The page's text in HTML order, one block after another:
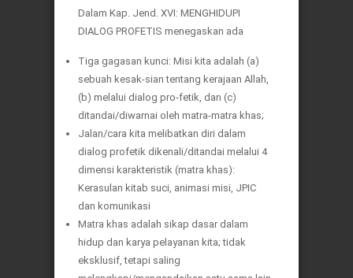
Dalam Kap. Jend. XVI: MENGHIDUPI
DIALOG PROFETIS menegaskan ada
Tiga gagasan kunci: Misi kita adalah (a)
sebuah kesak-sian tentang kerajaan Allah,
(b) melalui dialog pro-fetik, dan (c)
ditandai/diwarnai oleh matra-matra khas;
Jalan/cara kita melibatkan diri dalam
dialog profetik dikenali/ditandai melalui 4
dimensi karakteristik (matra khas):
Kerasulan kitab suci, animasi misi, JPIC
dan komunikasi
Matra khas adalah sikap dasar dalam
hidup dan karya pelayanan kita; tidak
eksklusif, tetapi saling